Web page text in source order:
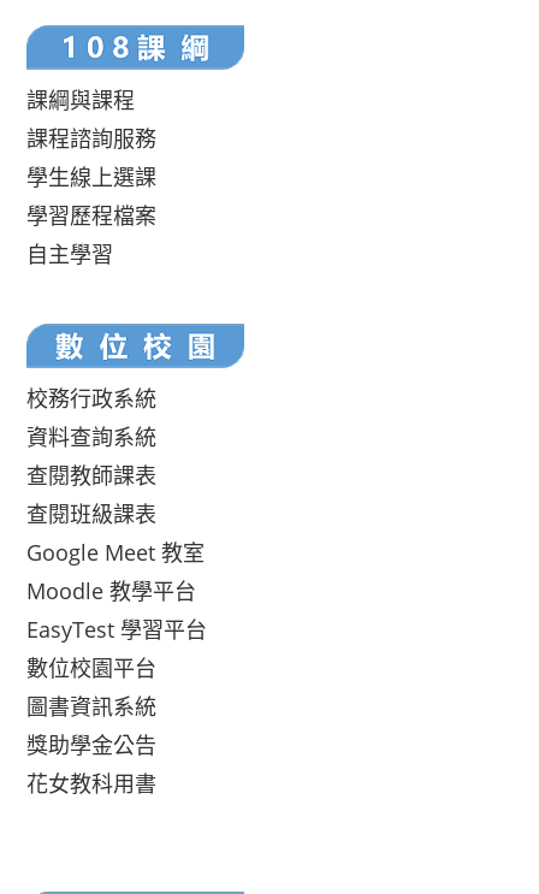
課綱與課程
課程諮詢服務
學生線上選課
學習歷程檔案
自主學習
校務行政系統
資料查詢系統
查閱教師課表
查閱班級課表
Google Meet 教室
Moodle 教學平台
EasyTest 學習平台
數位校園平台
圖書資訊系統
獎助學金公告
花女教科用書